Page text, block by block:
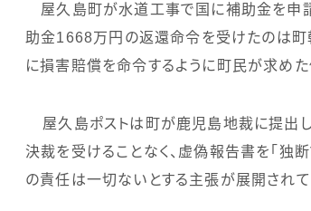
屋久島町が水道工事で国に補助金を申請
助金1668万円の返還命令を受けたのは町
に損害賠償を命令するように町民が求め
屋久島ポストは町が鹿児島地裁に提出
決裁を受けることなく、虚偽報告書を「独
の責任は一切ないとする主張が展開されて